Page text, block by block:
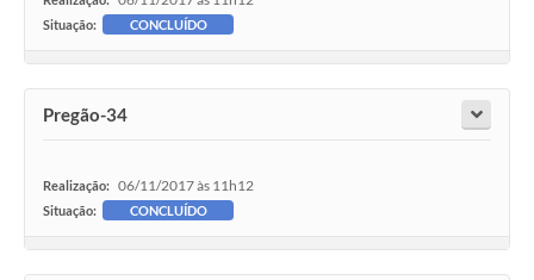
Plano Municipal de Educação-PME
Programa para Cotações de Preços
Programa para Elaboração de Proposta
Situação: CONCLUÍDO
Pregão-34
Realização: 06/11/2017 às 11h12
Situação: CONCLUÍDO